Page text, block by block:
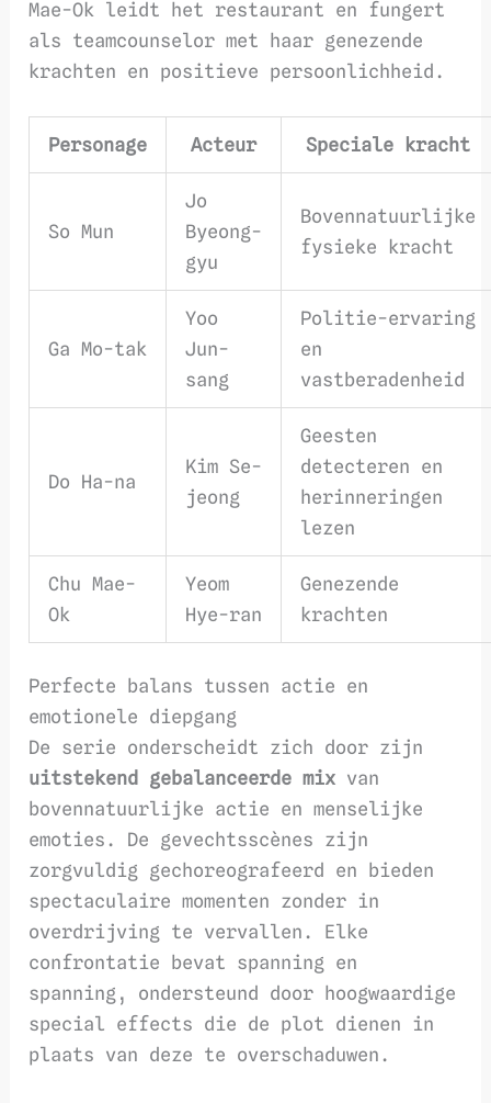
Mae-Ok leidt het restaurant en fungert
als teamcounselor met haar genezende
krachten en positieve persoonlichheid.
Personage Acteur Speciale kracht
So Mun
Jo
Byeong-
gyu
Bovennatuurlijke
fysieke kracht
Ga Mo-tak
Yoo
Jun-
sang
Politie-ervaring
en
vastberadenheid
Do Ha-na
Kim Se-
jeong
Geesten
detecteren en
herinneringen
lezen
Chu Mae-
Ok
Yeom
Hye-ran
Genezende
krachten
Perfecte balans tussen actie en
emotionele diepgang
De serie onderscheidt zich door zijn
uitstekend gebalanceerde mix van
bovennatuurlijke actie en menselijke
emoties. De gevechtsscènes zijn
zorgvuldig gechoreografeerd en bieden
spectaculaire momenten zonder in
overdrijving te vervallen. Elke
confrontatie bevat spanning en
spanning, ondersteund door hoogwaardige
special effects die de plot dienen in
plaats van deze te overschaduwen.